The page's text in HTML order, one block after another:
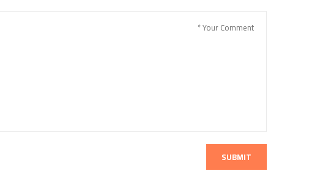
SUBMIT